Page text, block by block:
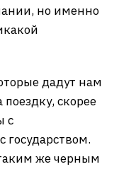
но именно
дадут нам
скорее
с
же черным